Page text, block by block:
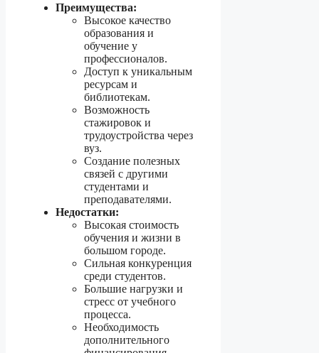
Преимущества:
Высокое качество
образования и
обучение у
профессионалов.
Доступ к уникальным
ресурсам и
библиотекам.
Возможность
стажировок и
трудоустройства через
вуз.
Создание полезных
связей с другими
студентами и
преподавателями.
Недостатки:
Высокая стоимость
обучения и жизни в
большом городе.
Сильная конкуренция
среди студентов.
Большие нагрузки и
стресс от учебного
процесса.
Необходимость
дополнительного